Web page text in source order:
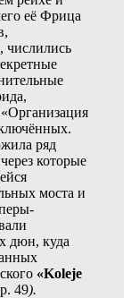
её Фрица
числились
ряд
которые
моста и
дюн, куда
«Koleje
49).